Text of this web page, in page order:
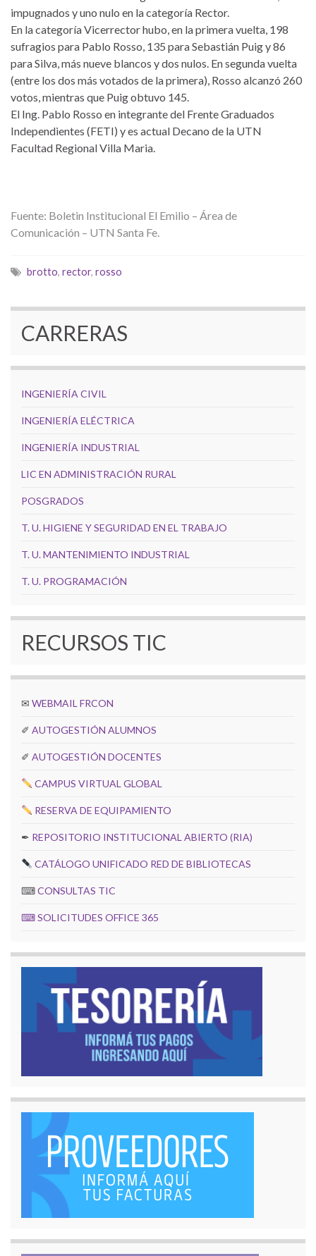
impugnados y uno nulo en la categoría Rector.
En la categoría Vicerrector hubo, en la primera vuelta, 198
sufragios para Pablo Rosso, 135 para Sebastián Puig y 86
para Silva, más nueve blancos y dos nulos. En segunda vuelta
(entre los dos más votados de la primera), Rosso alcanzó 260
votos, mientras que Puig obtuvo 145.
El Ing. Pablo Rosso en integrante del Frente Graduados
Independientes (FETI) y es actual Decano de la UTN
Facultad Regional Villa Maria.
Fuente: Boletin Institucional El Emilio – Área de
Comunicación – UTN Santa Fe.
brotto, rector, rosso
CARRERAS
INGENIERÍA CIVIL
INGENIERÍA ELÉCTRICA
INGENIERÍA INDUSTRIAL
LIC EN ADMINISTRACIÓN RURAL
POSGRADOS
T. U. HIGIENE Y SEGURIDAD EN EL TRABAJO
T. U. MANTENIMIENTO INDUSTRIAL
T. U. PROGRAMACIÓN
RECURSOS TIC
✉ WEBMAIL FRCON
✐ AUTOGESTIÓN ALUMNOS
✐ AUTOGESTIÓN DOCENTES
CAMPUS VIRTUAL GLOBAL
RESERVA DE EQUIPAMIENTO
✒ REPOSITORIO INSTITUCIONAL ABIERTO (RIA)
CATÁLOGO UNIFICADO RED DE BIBLIOTECAS
⌨CONSULTAS TIC
⌨SOLICITUDES OFFICE 365